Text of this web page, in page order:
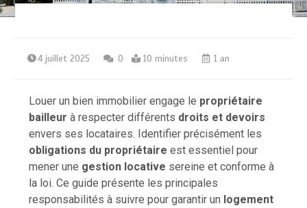
4 juillet 2025 0 10 minutes 1 an
Louer un bien immobilier engage le propriétaire
bailleur à respecter différents droits et devoirs
envers ses locataires. Identifier précisément les
obligations du propriétaire est essentiel pour
mener une gestion locative sereine et conforme à
la loi. Ce guide présente les principales
responsabilités à suivre pour garantir un logement